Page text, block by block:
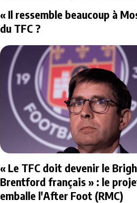
« Il ressemble beaucoup à
du TFC ?
« Le TFC doit devenir le
Brentford français » : le
emballe l'After Foot (RMC)